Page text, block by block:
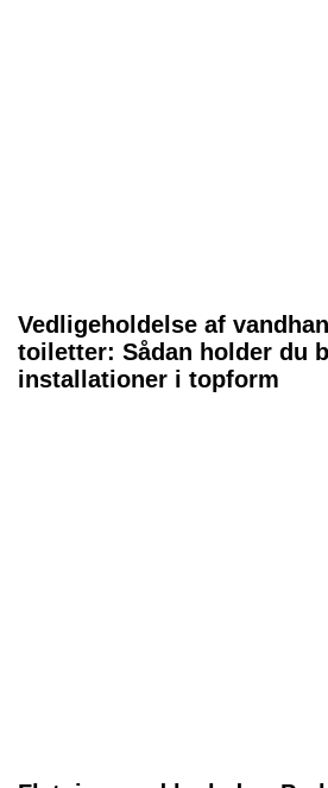
Vedligeholdelse af
toiletter: Sådan holder du
installationer i topform